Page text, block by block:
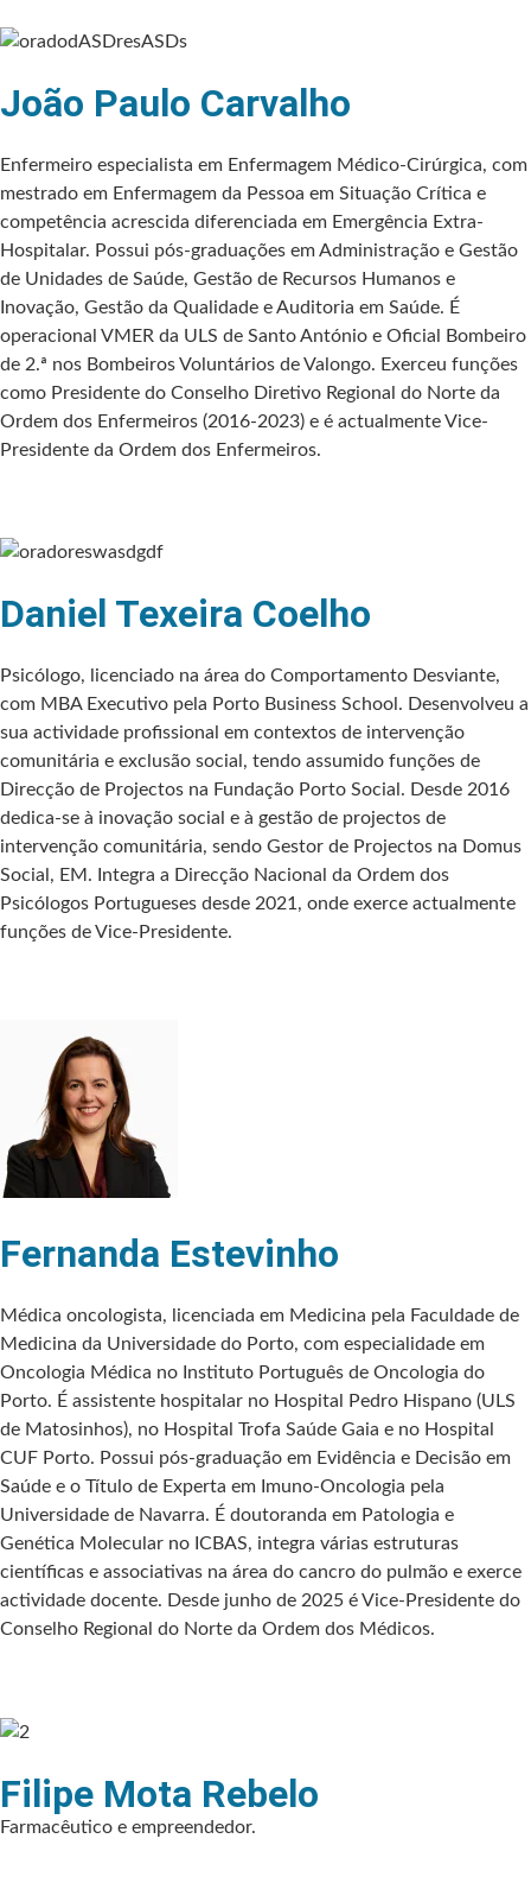
João Paulo Carvalho
Enfermeiro especialista em Enfermagem Médico-Cirúrgica, com
mestrado em Enfermagem da Pessoa em Situação Crítica e
competência acrescida diferenciada em Emergência Extra-
Hospitalar. Possui pós-graduações em Administração e Gestão
de Unidades de Saúde, Gestão de Recursos Humanos e
Inovação, Gestão da Qualidade e Auditoria em Saúde. É
operacional VMER da ULS de Santo António e Oficial Bombeiro
de 2.ª nos Bombeiros Voluntários de Valongo. Exerceu funções
como Presidente do Conselho Diretivo Regional do Norte da
Ordem dos Enfermeiros (2016-2023) e é actualmente Vice-
Presidente da Ordem dos Enfermeiros.
Daniel Texeira Coelho
Psicólogo, licenciado na área do Comportamento Desviante,
com MBA Executivo pela Porto Business School. Desenvolveu a
sua actividade profissional em contextos de intervenção
comunitária e exclusão social, tendo assumido funções de
Direcção de Projectos na Fundação Porto Social. Desde 2016
dedica-se à inovação social e à gestão de projectos de
intervenção comunitária, sendo Gestor de Projectos na Domus
Social, EM. Integra a Direcção Nacional da Ordem dos
Psicólogos Portugueses desde 2021, onde exerce actualmente
funções de Vice-Presidente.
Fernanda Estevinho
Médica oncologista, licenciada em Medicina pela Faculdade de
Medicina da Universidade do Porto, com especialidade em
Oncologia Médica no Instituto Português de Oncologia do
Porto. É assistente hospitalar no Hospital Pedro Hispano (ULS
de Matosinhos), no Hospital Trofa Saúde Gaia e no Hospital
CUF Porto. Possui pós-graduação em Evidência e Decisão em
Saúde e o Título de Experta em Imuno-Oncologia pela
Universidade de Navarra. É doutoranda em Patologia e
Genética Molecular no ICBAS, integra várias estruturas
científicas e associativas na área do cancro do pulmão e exerce
actividade docente. Desde junho de 2025 é Vice-Presidente do
Conselho Regional do Norte da Ordem dos Médicos.
Filipe Mota Rebelo
Farmacêutico e empreendedor.​